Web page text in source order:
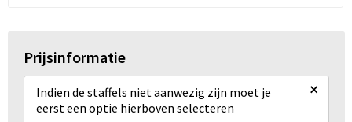
Prijsinformatie
Indien de staffels niet aanwezig zijn moet je
eerst een optie hierboven selecteren
×